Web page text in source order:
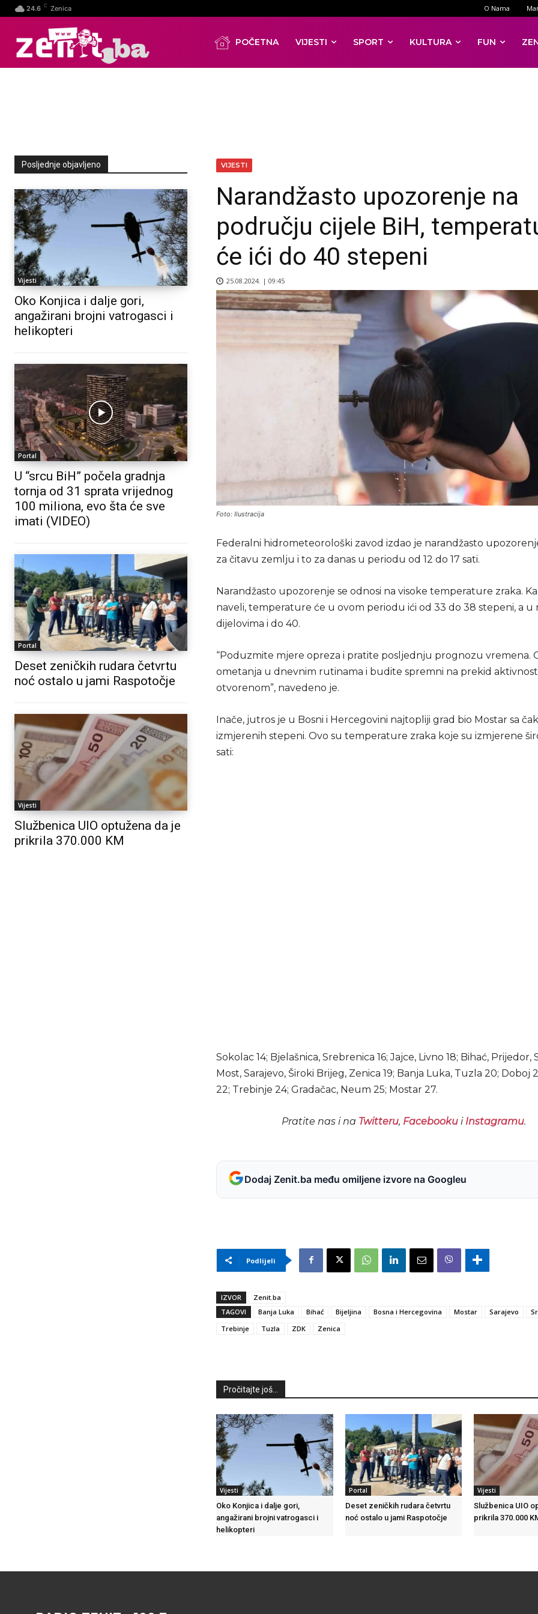
24.6 C Zenica O Nama
POČETNA VIJESTI SPORT KULTURA FUN
Posljednje objavljeno
Vijesti
Oko Konjica i dalje gori,
angažirani brojni vatrogasci i
helikopteri
Portal
U “srcu BiH” počela gradnja
tornja od 31 sprata vrijednog
100 miliona, evo šta će sve
imati (VIDEO)
Portal
Deset zeničkih rudara četvrtu
noć ostalo u jami Raspotočje
Vijesti
Službenica UIO optužena da je
prikrila 370.000 KM
VIJESTI
Narandžasto upozorenje na
području cijele BiH,
će ići do 40 stepeni
25.08.2024. | 09:45
Foto: Ilustracija
Federalni hidrometeorološki zavod izdao je narandžasto
za čitavu zemlju i to za danas u periodu od 12 do 17 sati.
Narandžasto upozorenje se odnosi na visoke temperature zraka.
naveli, temperature će u ovom periodu ići od 33 do 38 stepeni, a u
dijelovima i do 40.
“Poduzmite mjere opreza i pratite posljednju prognozu vremena.
ometanja u dnevnim rutinama i budite spremni na prekid
otvorenom”, navedeno je.
Inače, jutros je u Bosni i Hercegovini najtopliji grad bio Mostar sa
izmjerenih stepeni. Ovo su temperature zraka koje su izmjerene
sati:
Sokolac 14; Bjelašnica, Srebrenica 16; Jajce, Livno 18; Bihać, Prijedor,
Most, Sarajevo, Široki Brijeg, Zenica 19; Banja Luka, Tuzla 20; Doboj
22; Trebinje 24; Gradačac, Neum 25; Mostar 27.
Pratite nas i na Twitteru, Facebookui Instagramu.
Dodaj Zenit.ba među omiljene izvore na Googleu
Podlijeli
IZVOR
Zenit.ba
TAGOVI
Banja Luka Bihać Bijeljina Bosna i Hercegovina Mostar Sarajevo
Trebinje
Tuzla ZDK Zenica
Pročitajte još...
Vijesti
Oko Konjica i dalje gori,
angažirani brojni vatrogasci i
helikopteri
Portal
Deset zeničkih rudara četvrtu
noć ostalo u jami Raspotočje
Vijesti
Službenica UIO
prikrila 370.000